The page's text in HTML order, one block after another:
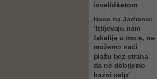
invaliditetom
Haos na Jadranu:
'Izlijevaju nam
fekalije u more, ne
možemo naći
plažu bez straha
da ne dobijemo
kožni osip'